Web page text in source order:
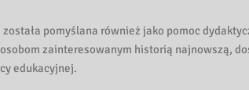
w
została pomyślana również jako pomoc
zainteresowanym historią najnowszą,
edukacyjnej.